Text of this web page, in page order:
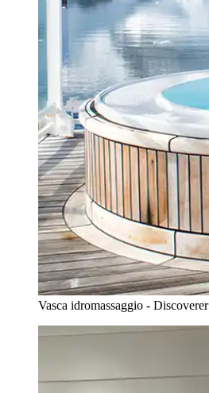
Vasca idromassaggio - Discoverer